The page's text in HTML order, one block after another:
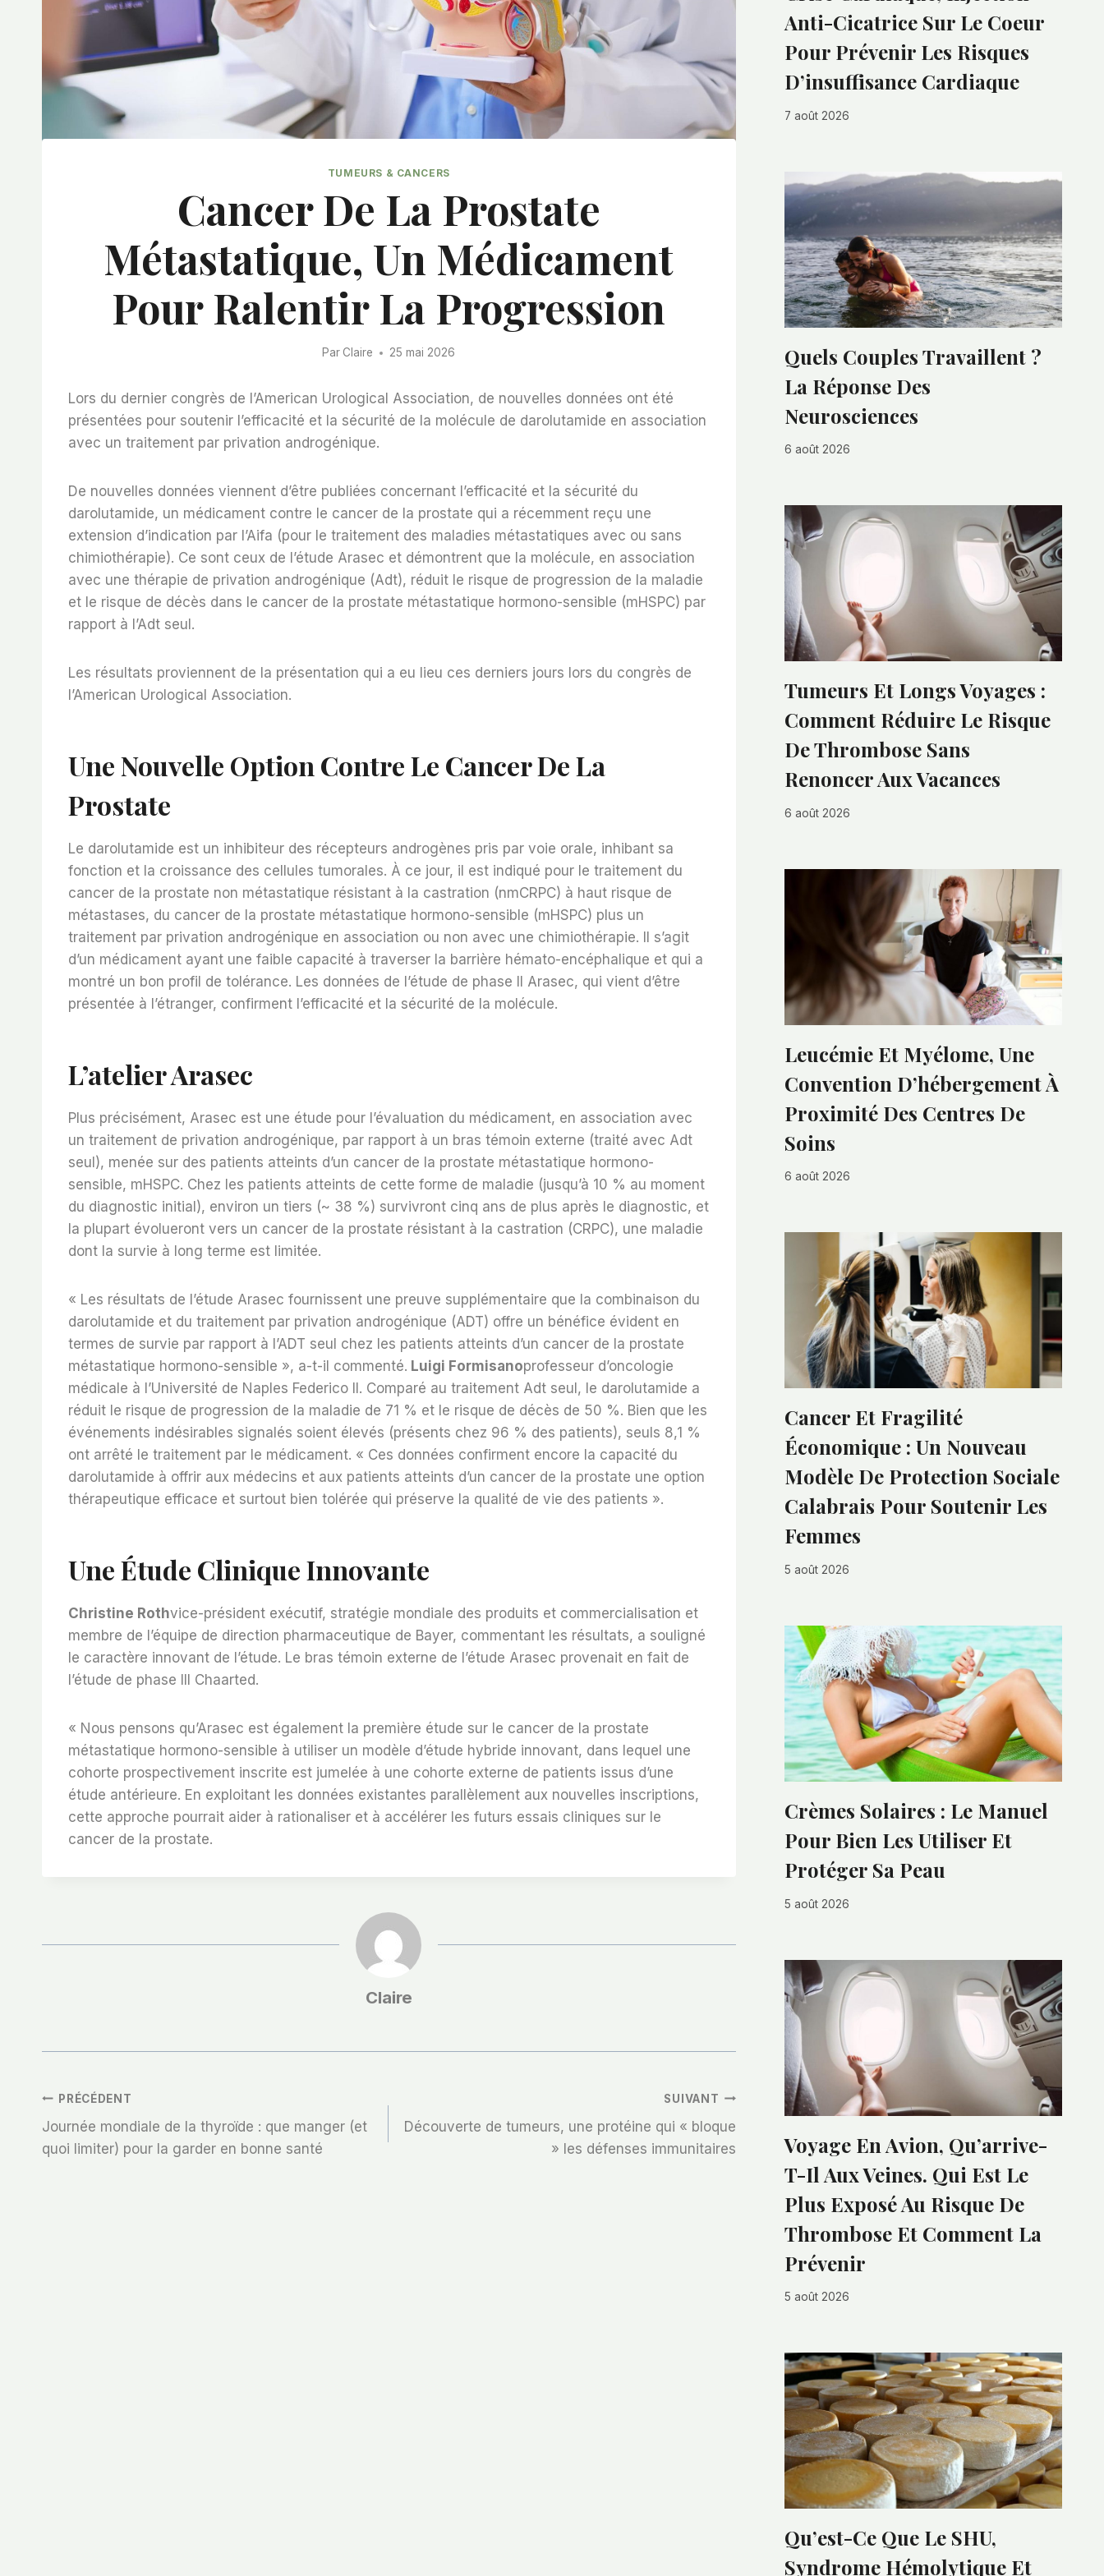
TUMEURS & CANCERS
Cancer De La Prostate
Métastatique, Un Médicament
Pour Ralentir La Progression
Par Claire 25 mai 2026
Lors du dernier congrès de l’American Urological Association, de nouvelles données ont été
présentées pour soutenir l’efficacité et la sécurité de la molécule de darolutamide en association
avec un traitement par privation androgénique.
De nouvelles données viennent d’être publiées concernant l’efficacité et la sécurité du
darolutamide, un médicament contre le cancer de la prostate qui a récemment reçu une
extension d’indication par l’Aifa (pour le traitement des maladies métastatiques avec ou sans
chimiothérapie). Ce sont ceux de l’étude Arasec et démontrent que la molécule, en association
avec une thérapie de privation androgénique (Adt), réduit le risque de progression de la maladie
et le risque de décès dans le cancer de la prostate métastatique hormono-sensible (mHSPC) par
rapport à l’Adt seul.
Les résultats proviennent de la présentation qui a eu lieu ces derniers jours lors du congrès de
l’American Urological Association.
Une Nouvelle Option Contre Le Cancer De La
Prostate
Le darolutamide est un inhibiteur des récepteurs androgènes pris par voie orale, inhibant sa
fonction et la croissance des cellules tumorales. À ce jour, il est indiqué pour le traitement du
cancer de la prostate non métastatique résistant à la castration (nmCRPC) à haut risque de
métastases, du cancer de la prostate métastatique hormono-sensible (mHSPC) plus un
traitement par privation androgénique en association ou non avec une chimiothérapie. Il s’agit
d’un médicament ayant une faible capacité à traverser la barrière hémato-encéphalique et qui a
montré un bon profil de tolérance. Les données de l’étude de phase II Arasec, qui vient d’être
présentée à l’étranger, confirment l’efficacité et la sécurité de la molécule.
L’atelier Arasec
Plus précisément, Arasec est une étude pour l’évaluation du médicament, en association avec
un traitement de privation androgénique, par rapport à un bras témoin externe (traité avec Adt
seul), menée sur des patients atteints d’un cancer de la prostate métastatique hormono-
sensible, mHSPC. Chez les patients atteints de cette forme de maladie (jusqu’à 10 % au moment
du diagnostic initial), environ un tiers (~ 38 %) survivront cinq ans de plus après le diagnostic, et
la plupart évolueront vers un cancer de la prostate résistant à la castration (CRPC), une maladie
dont la survie à long terme est limitée.
« Les résultats de l’étude Arasec fournissent une preuve supplémentaire que la combinaison du
darolutamide et du traitement par privation androgénique (ADT) offre un bénéfice évident en
termes de survie par rapport à l’ADT seul chez les patients atteints d’un cancer de la prostate
métastatique hormono-sensible », a-t-il commenté. Luigi Formisanoprofesseur d’oncologie
médicale à l’Université de Naples Federico II. Comparé au traitement Adt seul, le darolutamide a
réduit le risque de progression de la maladie de 71 % et le risque de décès de 50 %. Bien que les
événements indésirables signalés soient élevés (présents chez 96 % des patients), seuls 8,1 %
ont arrêté le traitement par le médicament. « Ces données confirment encore la capacité du
darolutamide à offrir aux médecins et aux patients atteints d’un cancer de la prostate une option
thérapeutique efficace et surtout bien tolérée qui préserve la qualité de vie des patients ».
Une Étude Clinique Innovante
Christine Rothvice-président exécutif, stratégie mondiale des produits et commercialisation et
membre de l’équipe de direction pharmaceutique de Bayer, commentant les résultats, a souligné
le caractère innovant de l’étude. Le bras témoin externe de l’étude Arasec provenait en fait de
l’étude de phase III Chaarted.
« Nous pensons qu’Arasec est également la première étude sur le cancer de la prostate
métastatique hormono-sensible à utiliser un modèle d’étude hybride innovant, dans lequel une
cohorte prospectivement inscrite est jumelée à une cohorte externe de patients issus d’une
étude antérieure. En exploitant les données existantes parallèlement aux nouvelles inscriptions,
cette approche pourrait aider à rationaliser et à accélérer les futurs essais cliniques sur le
cancer de la prostate.
Claire
Navigation
De
PRÉCÉDENT
Journée mondiale de la thyroïde : que manger (et
quoi limiter) pour la garder en bonne santé
SUIVANT
Découverte de tumeurs, une protéine qui « bloque
» les défenses immunitaires
Anti-Cicatrice Sur Le Coeur
Pour Prévenir Les Risques
D’insuffisance Cardiaque
7 août 2026
Quels Couples Travaillent ?
La Réponse Des
Neurosciences
6 août 2026
Tumeurs Et Longs Voyages :
Comment Réduire Le Risque
De Thrombose Sans
Renoncer Aux Vacances
6 août 2026
Leucémie Et Myélome, Une
Convention D’hébergement À
Proximité Des Centres De
Soins
6 août 2026
Cancer Et Fragilité
Économique : Un Nouveau
Modèle De Protection Sociale
Calabrais Pour Soutenir Les
Femmes
5 août 2026
Crèmes Solaires : Le Manuel
Pour Bien Les Utiliser Et
Protéger Sa Peau
5 août 2026
Voyage En Avion, Qu’arrive-
T-Il Aux Veines. Qui Est Le
Plus Exposé Au Risque De
Thrombose Et Comment La
Prévenir
5 août 2026
Qu’est-Ce Que Le SHU,
Syndrome Hémolytique Et